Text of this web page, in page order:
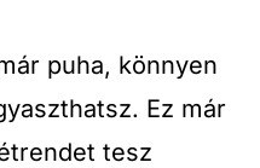
puha, könnyen
Ez már
tesz